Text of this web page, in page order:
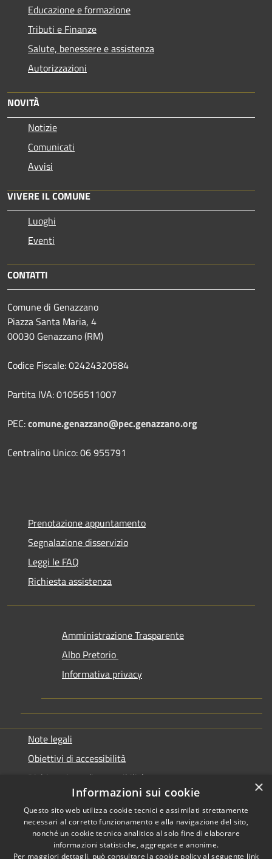
Educazione e formazione
Tributi e Finanze
Salute, benessere e assistenza
Autorizzazioni
NOVITÀ
Notizie
Comunicati
Avvisi
VIVERE IL COMUNE
Luoghi
Eventi
CONTATTI
Comune di Genazzano
Piazza Santa Maria, 4
00030 Genazzano (RM)
Codice Fiscale: 02424320584
Partita IVA: 01056511007
PEC:comune.genazzano@pec.genazzano.org
Centralino Unico: 06 955791
Prenotazione appuntamento
Segnalazione disservizio
Leggi le FAQ
Richiesta assistenza
Amministrazione Trasparente
Albo Pretorio
Informativa privacy
Note legali
Obiettivi di accessibilità
Dichiarazione di accessibilità
Copyright © 2026 • Comune di
×
Informazioni sui cookie
Questo sito web utilizza cookie tecnici e assimilati strettamente
necessari al corretto funzionamento e alla navigazione del sito,
nonché un cookie tecnico analitico al solo fine di elaborare
informazioni statistiche, aggregate e anonime.
Per maggiori dettagli, può consultare la cookie policy al seguente link